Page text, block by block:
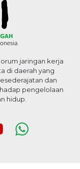
jaringan kerja
di daerah yang
dan
pengelolaan
hidup.